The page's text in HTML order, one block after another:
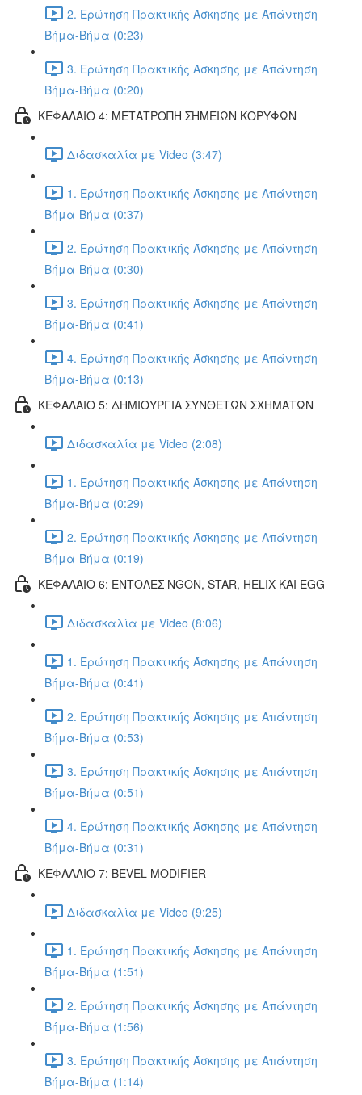
2. Ερώτηση Πρακτικής Άσκησης με Απάντηση
Βήμα-Βήμα (0:23)
3. Ερώτηση Πρακτικής Άσκησης με Απάντηση
Βήμα-Βήμα (0:20)
ΚΕΦΑΛΑΙΟ 4: ΜΕΤΑΤΡΟΠΗ ΣΗΜΕΙΩΝ ΚΟΡΥΦΩΝ
Διδασκαλία με Video (3:47)
1. Ερώτηση Πρακτικής Άσκησης με Απάντηση
Βήμα-Βήμα (0:37)
2. Ερώτηση Πρακτικής Άσκησης με Απάντηση
Βήμα-Βήμα (0:30)
3. Ερώτηση Πρακτικής Άσκησης με Απάντηση
Βήμα-Βήμα (0:41)
4. Ερώτηση Πρακτικής Άσκησης με Απάντηση
Βήμα-Βήμα (0:13)
ΚΕΦΑΛΑΙΟ 5: ΔΗΜΙΟΥΡΓΙΑ ΣΥΝΘΕΤΩΝ ΣΧΗΜΑΤΩΝ
Διδασκαλία με Video (2:08)
1. Ερώτηση Πρακτικής Άσκησης με Απάντηση
Βήμα-Βήμα (0:29)
2. Ερώτηση Πρακτικής Άσκησης με Απάντηση
Βήμα-Βήμα (0:19)
ΚΕΦΑΛΑΙΟ 6: ΕΝΤΟΛΕΣ NGON, STAR, HELIX ΚΑΙ EGG
Διδασκαλία με Video (8:06)
1. Ερώτηση Πρακτικής Άσκησης με Απάντηση
Βήμα-Βήμα (0:41)
2. Ερώτηση Πρακτικής Άσκησης με Απάντηση
Βήμα-Βήμα (0:53)
3. Ερώτηση Πρακτικής Άσκησης με Απάντηση
Βήμα-Βήμα (0:51)
4. Ερώτηση Πρακτικής Άσκησης με Απάντηση
Βήμα-Βήμα (0:31)
ΚΕΦΑΛΑΙΟ 7: BEVEL MODIFIER
Διδασκαλία με Video (9:25)
1. Ερώτηση Πρακτικής Άσκησης με Απάντηση
Βήμα-Βήμα (1:51)
2. Ερώτηση Πρακτικής Άσκησης με Απάντηση
Βήμα-Βήμα (1:56)
3. Ερώτηση Πρακτικής Άσκησης με Απάντηση
Βήμα-Βήμα (1:14)